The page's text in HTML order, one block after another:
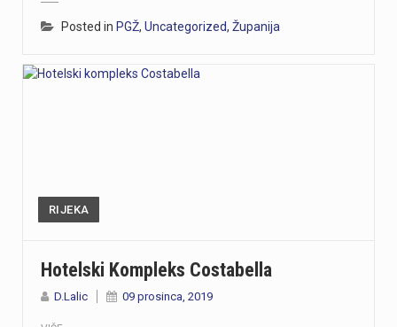
Posted in PGŽ, Uncategorized, Županija
RIJEKA
Hotelski Kompleks Costabella
D.Lalic 09 prosinca, 2019